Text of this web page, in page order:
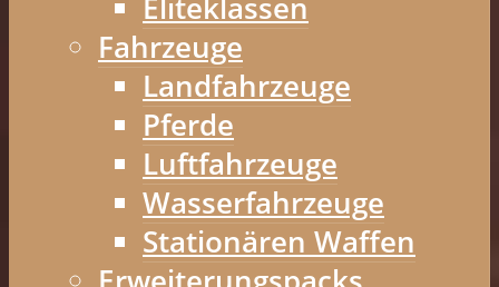
Eliteklassen
Fahrzeuge
Landfahrzeuge
Pferde
Luftfahrzeuge
Wasserfahrzeuge
Stationären Waffen